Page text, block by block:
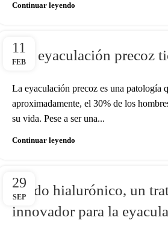
Continuar leyendo
11
FEB
¿La eyaculación precoz
La eyaculación precoz es una patología
aproximadamente, el 30% de los
su vida. Pese a ser una...
Continuar leyendo
29
SEP
Ácido hialurónico, un
innovador para la